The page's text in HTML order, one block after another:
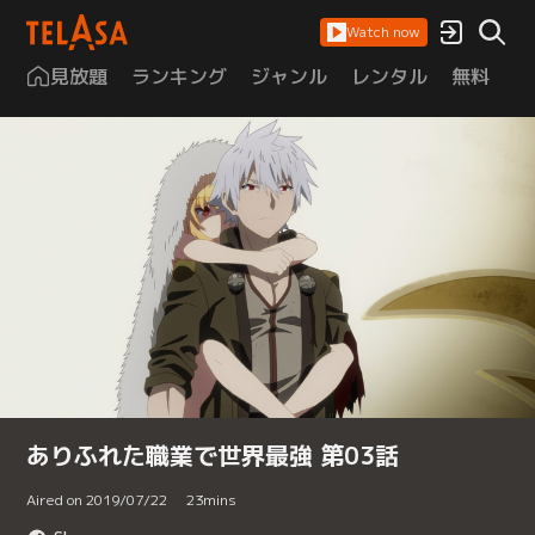
Watch now
見放題 ランキング ジャンル レンタル 無料
ありふれた職業で世界最強 第03話
Aired on 2019/07/22 23mins